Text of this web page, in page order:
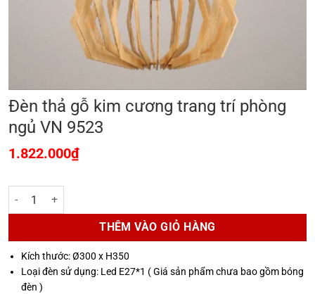
Đèn thả gỗ kim cương trang trí phòng
ngủ VN 9523
1.822.000₫
Đèn thả gỗ kim cương trang trí phòng ngủ VN 9523 số lượng
THÊM VÀO GIỎ HÀNG
Kích thước: Ø300 x H350
Loại đèn sử dụng: Led E27*1 ( Giá sản phẩm chưa bao gồm bóng
đèn )